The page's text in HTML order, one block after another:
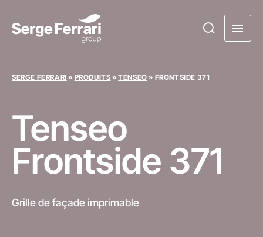
SERGE FERRARI » PRODUITS »TENSEO » FRONTSIDE 371
Tenseo
Frontside 371
Grille de façade imprimable